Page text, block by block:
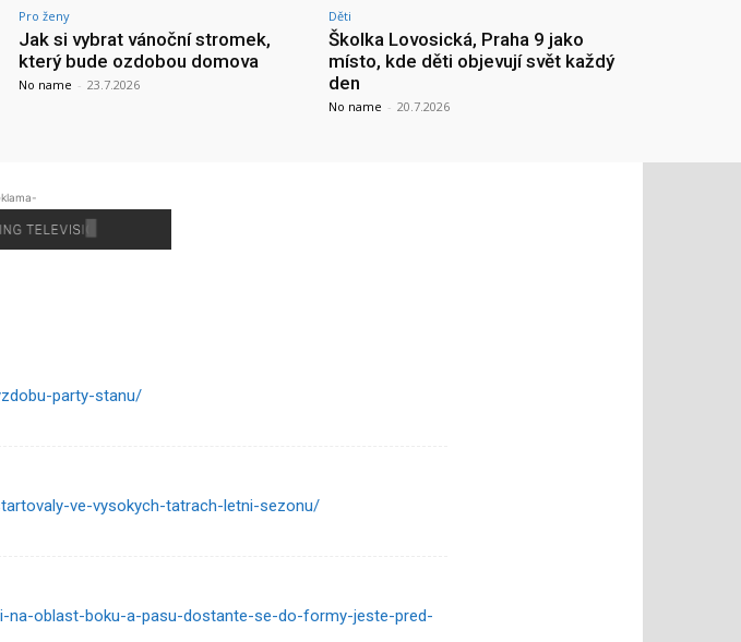
Pro ženy
Jak si vybrat vánoční stromek,
který bude ozdobou domova
No name - 23.7.2026
Děti
Školka Lovosická, Praha 9 jako
místo, kde děti objevují svět každý
den
No name - 20.7.2026
party-stanu/
ve-vysokych-tatrach-letni-sezonu/
na-oblast-boku-a-pasu-dostante-se-do-formy-jeste-pred-